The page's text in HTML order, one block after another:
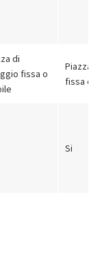
di
fissa o
Piazza
fissa o
Si